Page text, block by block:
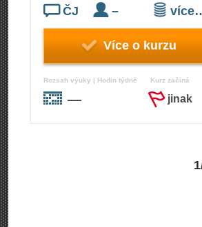
ČJ –
Více o kurzu
Rozsah výuky | Hodin týdně
—
Kurz začíná
jinak